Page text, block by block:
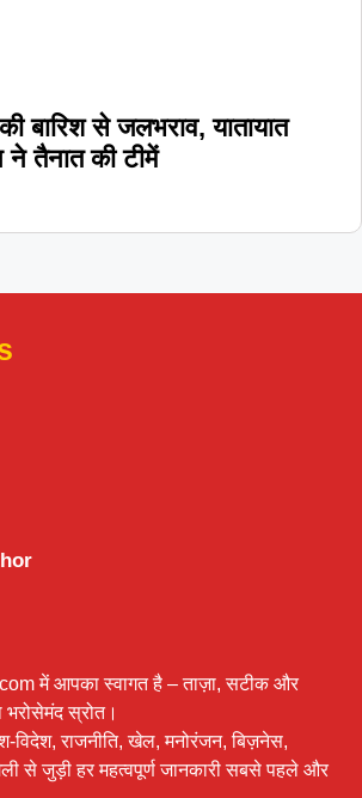
बारिश से जलभराव, यातायात
ने तैनात की टीमें
में आपका स्वागत है – ताज़ा, सटीक और
भरोसेमंद स्रोत।
विदेश, राजनीति, खेल, मनोरंजन, बिज़नेस,
से जुड़ी हर महत्वपूर्ण जानकारी सबसे पहले और